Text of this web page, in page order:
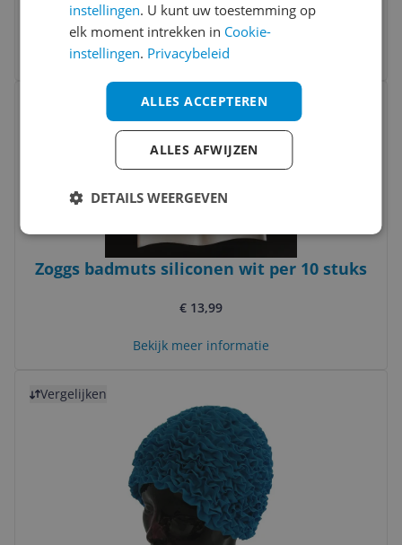
v.a. € 15,09
-9%
4 prijzen
Ga naar goedkoopste
Zoggs badmuts siliconen wit per 10 stuks
€ 13,99
Bekijk meer informatie
Bekijk product
Vergelijken
instellingen. U kunt uw toestemming op
elk moment intrekken in Cookie-
instellingen. Privacybeleid
ALLES ACCEPTEREN
ALLES AFWIJZEN
DETAILS WEERGEVEN